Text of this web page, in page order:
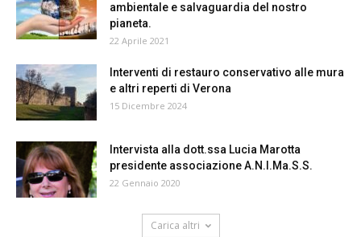
ambientale e salvaguardia del nostro
pianeta.
22 Aprile 2021
Interventi di restauro conservativo alle mura
e altri reperti di Verona
15 Dicembre 2024
Intervista alla dott.ssa Lucia Marotta
presidente associazione A.N.I.Ma.S.S.
22 Gennaio 2020
Carica altri